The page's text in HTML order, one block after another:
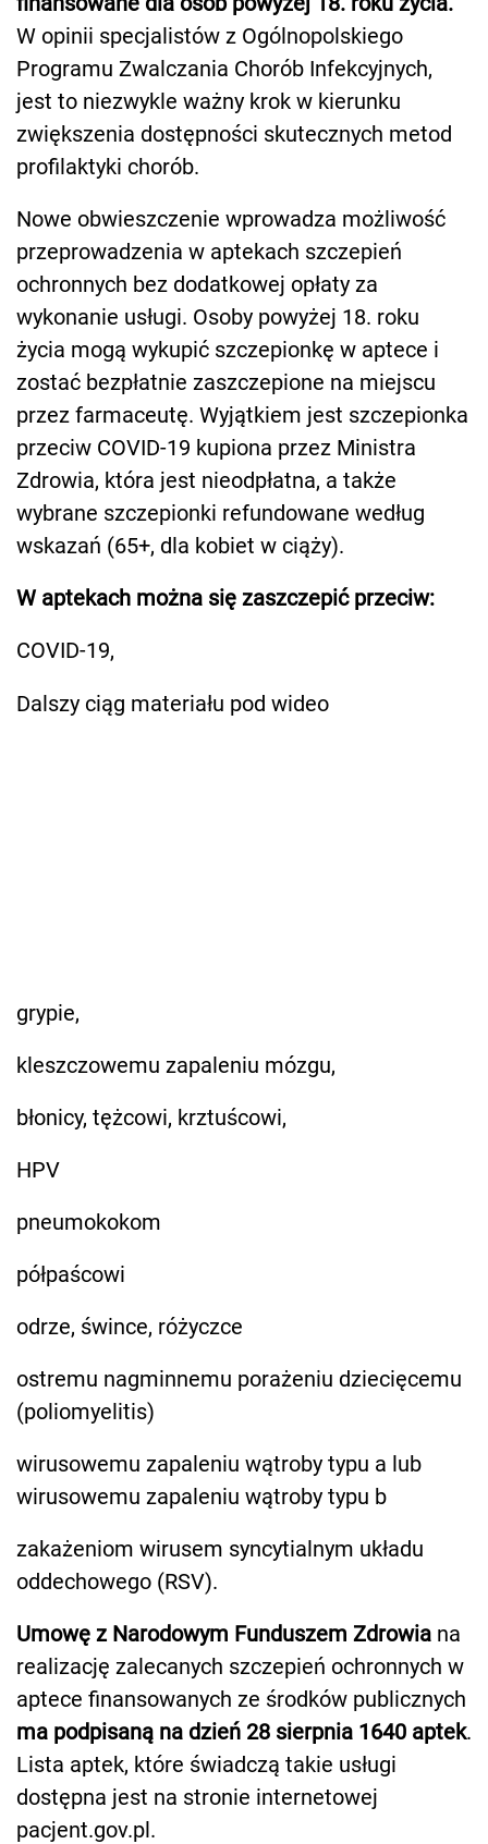
W opinii specjalistów z Ogólnopolskiego
Programu Zwalczania Chorób Infekcyjnych,
jest to niezwykle ważny krok w kierunku
zwiększenia dostępności skutecznych metod
profilaktyki chorób.
Nowe obwieszczenie wprowadza możliwość
przeprowadzenia w aptekach szczepień
ochronnych bez dodatkowej opłaty za
wykonanie usługi. Osoby powyżej 18. roku
życia mogą wykupić szczepionkę w aptece i
zostać bezpłatnie zaszczepione na miejscu
przez farmaceutę. Wyjątkiem jest szczepionka
przeciw COVID-19 kupiona przez Ministra
Zdrowia, która jest nieodpłatna, a także
wybrane szczepionki refundowane według
wskazań (65+, dla kobiet w ciąży).
W aptekach można się zaszczepić przeciw:
COVID-19,
Dalszy ciąg materiału pod wideo
grypie,
kleszczowemu zapaleniu mózgu,
błonicy, tężcowi, krztuścowi,
HPV
pneumokokom
półpaścowi
odrze, śwince, różyczce
ostremu nagminnemu porażeniu dziecięcemu
(poliomyelitis)
wirusowemu zapaleniu wątroby typu a lub
wirusowemu zapaleniu wątroby typu b
zakażeniom wirusem syncytialnym układu
oddechowego (RSV).
Umowę z Narodowym Funduszem Zdrowia na
realizację zalecanych szczepień ochronnych w
aptece finansowanych ze środków publicznych
ma podpisaną na dzień 28 sierpnia 1640 aptek.
Lista aptek, które świadczą takie usługi
dostępna jest na stronie internetowej
pacjent.gov.pl.